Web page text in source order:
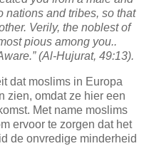
nations and tribes, so that
Verily, the noblest of
pious among you..
(Al-Hujurat, 49:13).
dat moslims in Europa
zien, omdat ze hier een
Met name moslims
ervoor te zorgen dat het
de onvredige minderheid